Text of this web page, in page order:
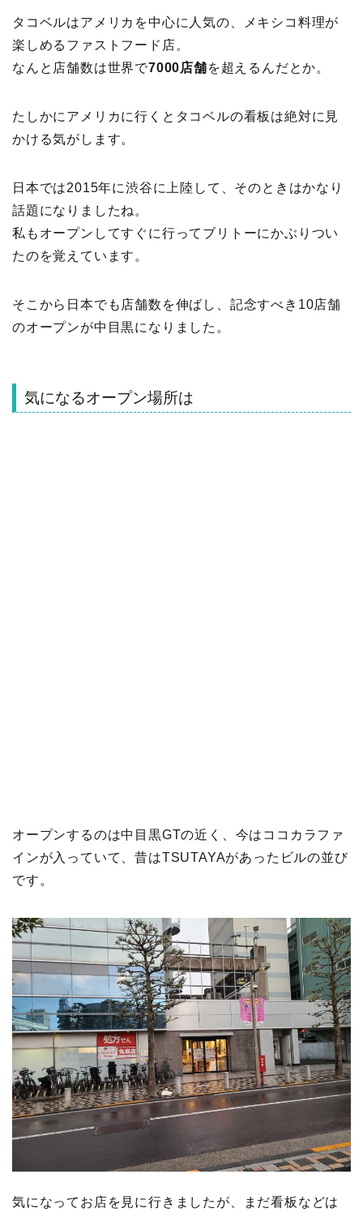
タコベルはアメリカを中心に人気の、メキシコ料理が
楽しめるファストフード店。
なんと店舗数は世界で7000店舗を超えるんだとか。
たしかにアメリカに行くとタコベルの看板は絶対に見
かける気がします。
日本では2015年に渋谷に上陸して、そのときはかなり
話題になりましたね。
私もオープンしてすぐに行ってブリトーにかぶりつい
たのを覚えています。
そこから日本でも店舗数を伸ばし、記念すべき10店舗
のオープンが中目黒になりました。
気になるオープン場所は
オープンするのは中目黒GTの近く、今はココカラファ
インが入っていて、昔はTSUTAYAがあったビルの並び
です。
気になってお店を見に行きましたが、まだ看板などは